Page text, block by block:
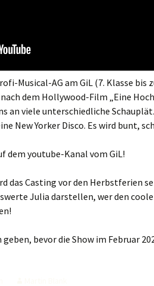
Musical-AG am GiL (7. Klasse
dem Hollywood-Film „Eine
an viele unterschiedliche
New Yorker Disco. Es wird bunt,
dem youtube-Kanal vom GiL!
das Casting vor den Herbstferien
Julia darstellen, wer den
geben, bevor die Show im Februar